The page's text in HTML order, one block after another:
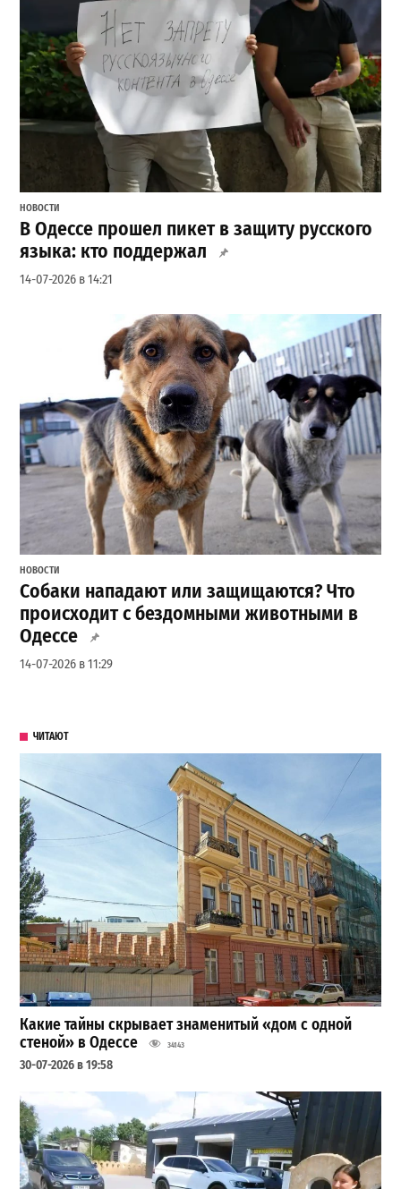
НОВОСТИ
В Одессе прошел пикет в защиту русского
языка: кто поддержал
14-07-2026 в 14:21
НОВОСТИ
Собаки нападают или защищаются? Что
происходит с бездомными животными в
Одессе
14-07-2026 в 11:29
ЧИТАЮТ
Какие тайны скрывает знаменитый «дом с одной
стеной» в Одессе
34143
30-07-2026 в 19:58